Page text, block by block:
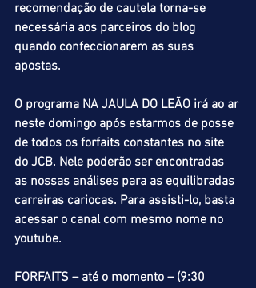
recomendação de cautela torna-se
necessária aos parceiros do blog
quando confeccionarem as suas
apostas.
O programa NA JAULA DO LEÃO irá ao ar
neste domingo após estarmos de posse
de todos os forfaits constantes no site
do JCB. Nele poderão ser encontradas
as nossas análises para as equilibradas
carreiras cariocas. Para assisti-lo, basta
acessar o canal com mesmo nome no
youtube.
FORFAITS – até o momento – (9:30